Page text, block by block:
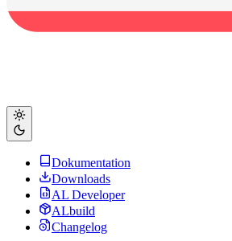
Dokumentation
Downloads
AL Developer
ALbuild
Changelog